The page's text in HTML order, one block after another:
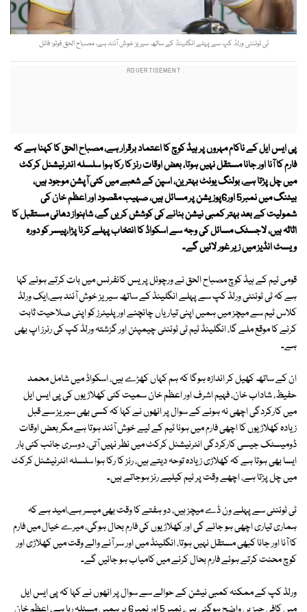
ٹی ٹوئنٹی ورلڈ کپ سے پہلے انگلینڈ کے ساتھ سیریز خوش آئند ہے، مصباح الحق فوٹو: فائل
پی ایس ایل کے ناکام مہروں پر ہیڈ کوچ کا اعتماد برقرار ہے، مصباح الحق کا کہنا ہے کہ
فارم کا آنا اور جانا مستقل نہیں ہوتا، بعض اوقات رنز کا رکا ہوا سلسلہ انٹرنیشنل کرکٹ
میں چل پڑتا ہے، بولنگ یونٹ بہترین، اسپن کے شعبے میں کئی آپشن موجود ہیں،
بیٹنگ میں نمبر5 اور6پوزیشن پر مسائل ہیں، صہیب مقصود اور اعظم خان کی
شمولیت کے بعد بہتر کمبی نیشن بنانے کی کوشش کریں گے، شاہنواز دھانی مستقبل کا
اثاثہ ہیں، لاجسٹک مسائل کی وجہ سے اسکواڈ کا انتخاب پہلے کرنا پڑا،پیسر کو دورہ
ویسٹ انڈیز میں زیر غور لائیں گے۔
قومی ٹیم کے ہیڈ کوچ مصباح الحق نے ورچوئل پریس کانفرنس میں بات کرتے ہوئے کہا
ہے کہ ٹی ٹوئنٹی ورلڈ کپ سے پہلے انگلینڈ کے ساتھ سیریز خوش آئند ہے،ایک ورلڈ
کلاس ٹیم سے میچز میں ہمیں اپنی تیاریاں چانچنے اور پلیئرز کو اپنی صلاحیت ثابت
کرنے کا موقع ملے گا، انگلینڈ ٹیم ٹی ٹوئنٹی چیمپئن اور گزشتہ ورلڈ کپ کی رنرز اپ بھی
ہے۔
ان کے ساتھ کھیل کر اندازہ ہوگا کہ ہم کہاں کھڑے ہیں، اسکواڈ میں شامل محمد
حفیظ، شاداب خان، فہیم اشرف اور اعظم خان سمیت کئی کھلاڑیوں کی پی ایس ایل
میں کارکردگی اچھی نہ ہونے کے سوال پر انھوں نے کہا کہ کسی بھی سیریز سے قبل
زیادہ کھلاڑیوں کا اچھی فارم میں ہونا ٹیم کے لیے خوش آئند ہوتا ہے مگر بعض اوقات
ڈومیسٹک جیسی کارکردگی انٹرنیشنل کرکٹ میں نظر نہیں آتی، دوسری جانب کئی بار
ایسا بھی ہوتا ہے کہ کھلاڑی زیادہ توحہ دیتے ہیں، رنز کا رکا ہوا سلسلہ انٹرنیشنل کرکٹ
میں چل پڑتا ہے، اچھے وقت پر ٹیم کیلیے رنز ہوجاتے ہیں۔
ٹی ٹوئنٹی سے پہلے ون ڈے میچز ہیں، دو ہفتے کا وقت بھی میسر ہے،امید ہے کہ
ہماری تیاری اچھی ہو جائے گی اور کھلاڑیوں کی فارم بحال ہوگی، میرے خیال میں فارم
کا آنا اور جانا کبھی مستقل نہیں ہوتا، انگلینڈ میں اور سر آنے والے وقت میں کھلاڑی اور
کوچ محنت کرتے ہوئے فارم بحال کرنے میں کامیاب ہو جائیں گے۔
ورلڈ کپ کے ممکنہ کمبی نیشن کے حوالے سے سوال پر انھوں نے کہا کہ پی ایس ایل